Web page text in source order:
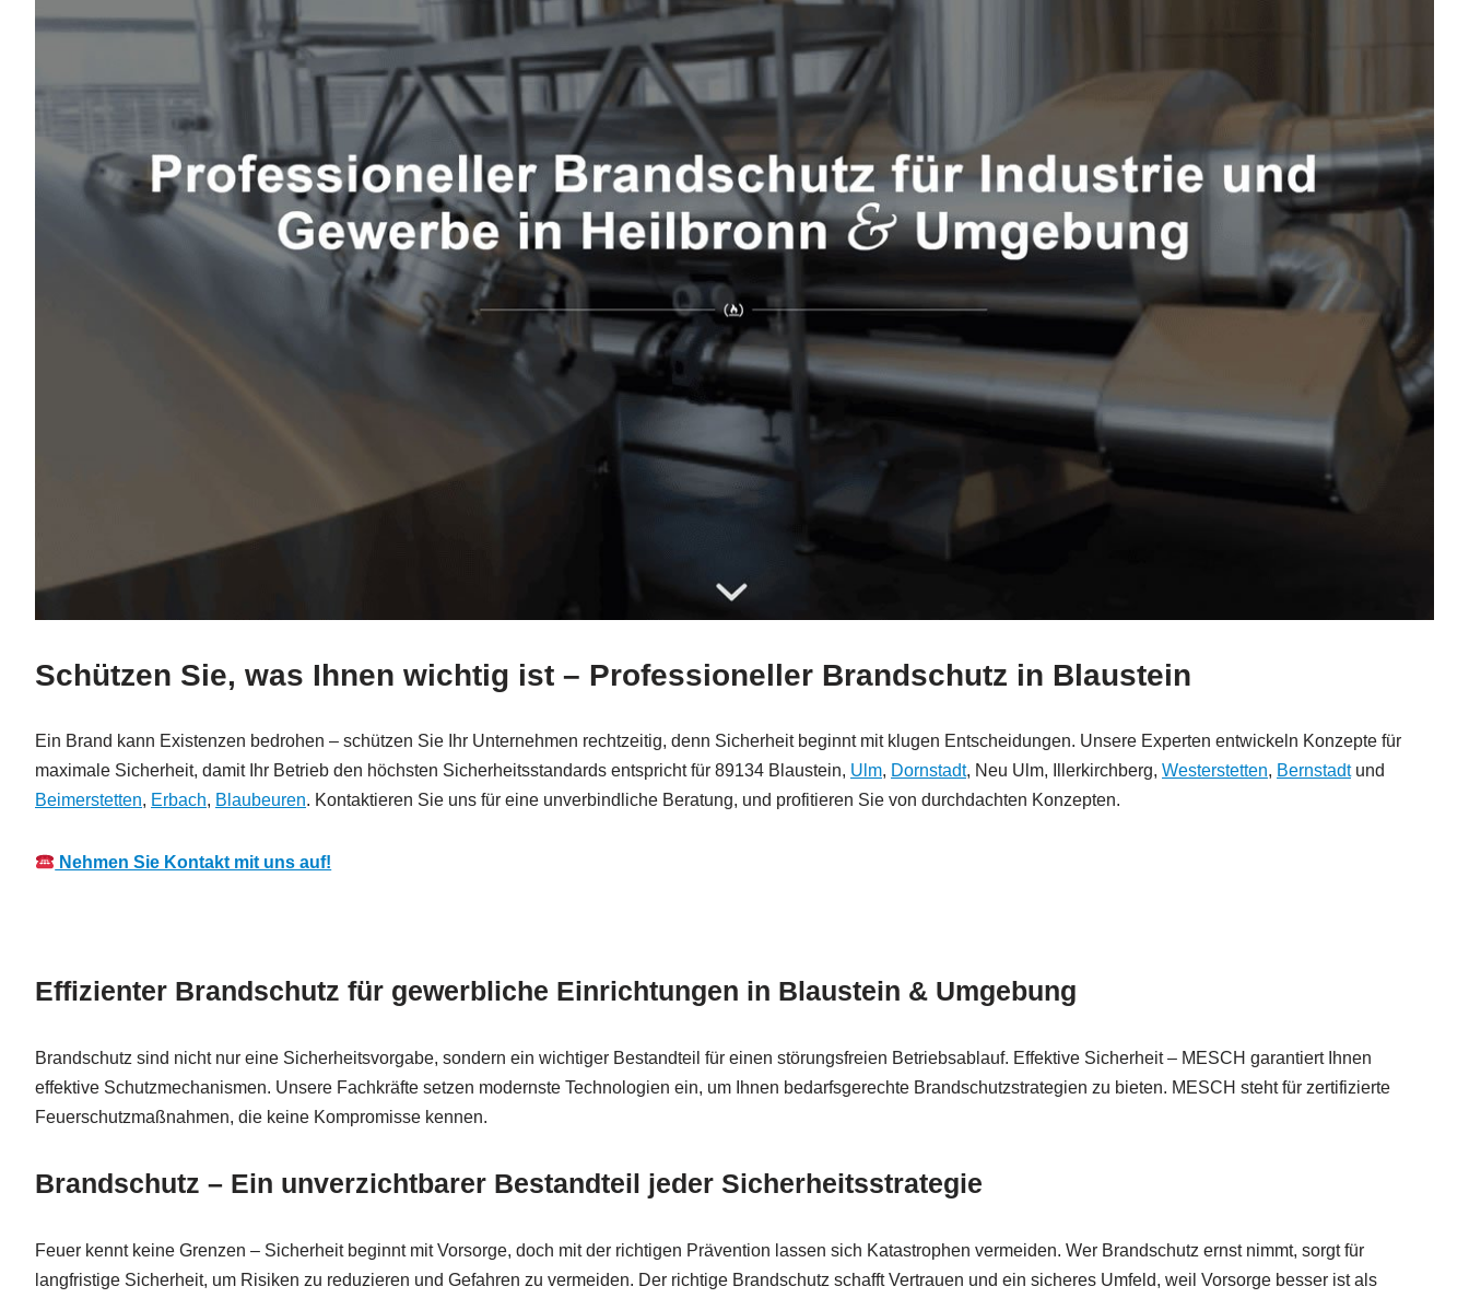
Schützen Sie, was Ihnen wichtig ist – Professioneller Brandschutz in Blaustein
Ein Brand kann Existenzen bedrohen – schützen Sie Ihr Unternehmen rechtzeitig, denn Sicherheit beginnt mit klugen Entscheidungen. Unsere Experten entwickeln Konzepte für
maximale Sicherheit, damit Ihr Betrieb den höchsten Sicherheitsstandards entspricht für 89134 Blaustein, Ulm, Dornstadt, Neu Ulm, Illerkirchberg, Westerstetten, Bernstadtund
Beimerstetten, Erbach, Blaubeuren. Kontaktieren Sie uns für eine unverbindliche Beratung, und profitieren Sie von durchdachten Konzepten.
Nehmen Sie Kontakt mit uns auf!
Effizienter Brandschutz für gewerbliche Einrichtungen in Blaustein & Umgebung
Brandschutz sind nicht nur eine Sicherheitsvorgabe, sondern ein wichtiger Bestandteil für einen störungsfreien Betriebsablauf. Effektive Sicherheit – MESCH garantiert Ihnen
effektive Schutzmechanismen. Unsere Fachkräfte setzen modernste Technologien ein, um Ihnen bedarfsgerechte Brandschutzstrategien zu bieten. MESCH steht für zertifizierte
Feuerschutzmaßnahmen, die keine Kompromisse kennen.
Brandschutz – Ein unverzichtbarer Bestandteil jeder Sicherheitsstrategie
Feuer kennt keine Grenzen – Sicherheit beginnt mit Vorsorge, doch mit der richtigen Prävention lassen sich Katastrophen vermeiden. Wer Brandschutz ernst nimmt, sorgt für
langfristige Sicherheit, um Risiken zu reduzieren und Gefahren zu vermeiden. Der richtige Brandschutz schafft Vertrauen und ein sicheres Umfeld, weil Vorsorge besser ist als